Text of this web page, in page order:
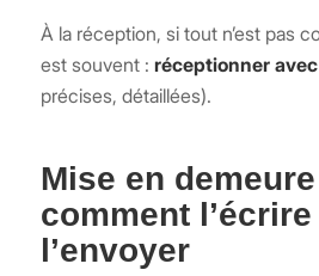
À la réception, si tout n’est pas
est souvent : réceptionner
précises, détaillées).
Mise en
comment
l’envoyer